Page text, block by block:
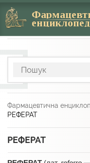
Фармацевтична
РЕФЕРАТ
РЕФЕРАТ